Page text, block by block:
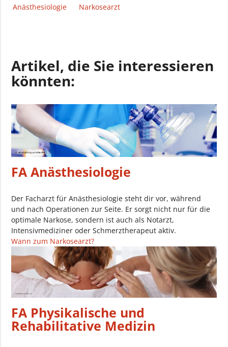
Anästhesiologie
Narkosearzt
Artikel, die Sie interessieren
könnten:
FA Anästhesiologie
Der Facharzt für Anästhesiologie steht dir vor, während
und nach Operationen zur Seite. Er sorgt nicht nur für die
optimale Narkose, sondern ist auch als Notarzt,
Intensivmediziner oder Schmerztherapeut aktiv.
Wann zum Narkosearzt?
FA Physikalische und
Rehabilitative Medizin